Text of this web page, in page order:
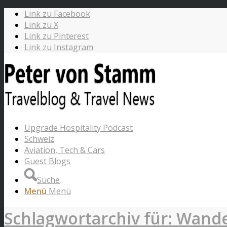
Link zu Facebook
Link zu X
Link zu Pinterest
Link zu Instagram
Upgrade Hospitality Podcast
Schweiz
Aviation, Tech & Cars
Guest Blogs
Suche
Menü Menü
Schlagwortarchiv für: